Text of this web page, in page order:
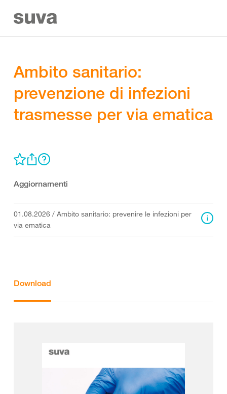
Ambito sanitario:
prevenzione di infezioni
trasmesse per via ematica
Aggiornamenti
01.08.2026 / Ambito sanitario: prevenire le infezioni per
via ematica
Download